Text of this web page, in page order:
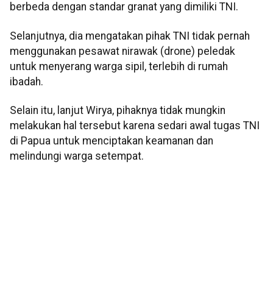
berbeda dengan standar granat yang dimiliki TNI.
Selanjutnya, dia mengatakan pihak TNI tidak pernah
menggunakan pesawat nirawak (drone) peledak
untuk menyerang warga sipil, terlebih di rumah
ibadah.
Selain itu, lanjut Wirya, pihaknya tidak mungkin
melakukan hal tersebut karena sedari awal tugas TNI
di Papua untuk menciptakan keamanan dan
melindungi warga setempat.